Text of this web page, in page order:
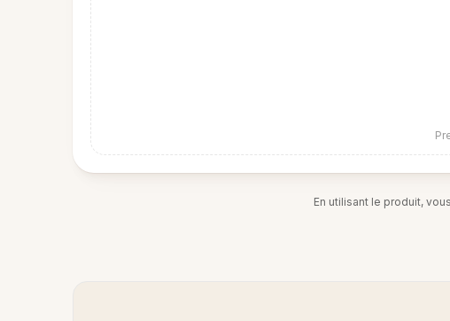
En utilisant le produit,